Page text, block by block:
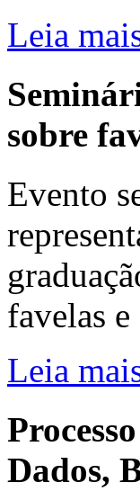
Leia
sobre
Evento
favelas
Leia
Dados,